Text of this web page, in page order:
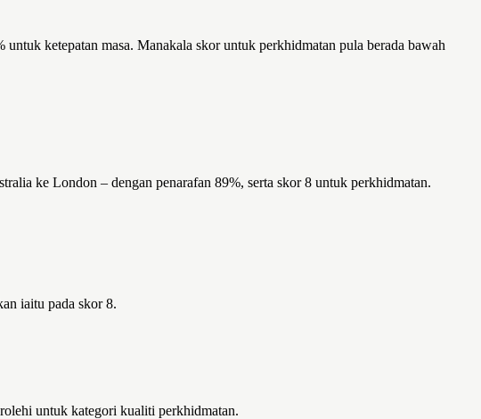
ketepatan masa. Manakala skor untuk perkhidmatan pula berada bawah
ke London – dengan penarafan 89%, serta skor 8 untuk perkhidmatan.
iaitu pada skor 8.
untuk kategori kualiti perkhidmatan.